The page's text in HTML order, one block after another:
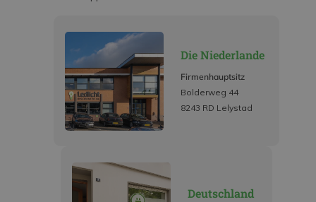
Die Niederlande
Firmenhauptsitz
Bolderweg 44
8243 RD Lelystad
Deutschland